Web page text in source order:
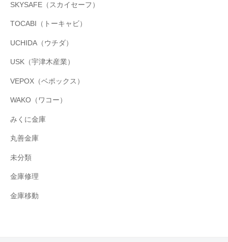
SKYSAFE（スカイセーフ）
TOCABI（トーキャビ）
UCHIDA（ウチダ）
USK（宇津木産業）
VEPOX（ベポックス）
WAKO（ワコー）
みくに金庫
丸善金庫
未分類
金庫修理
金庫移動